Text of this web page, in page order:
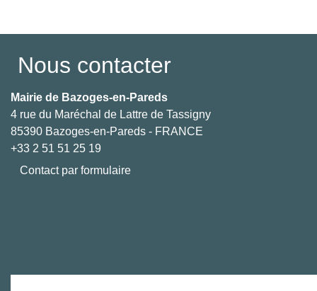
Nous contacter
Mairie de Bazoges-en-Pareds
4 rue du Maréchal de Lattre de Tassigny
85390 Bazoges-en-Pareds - FRANCE
+33 2 51 51 25 19
Contact par formulaire